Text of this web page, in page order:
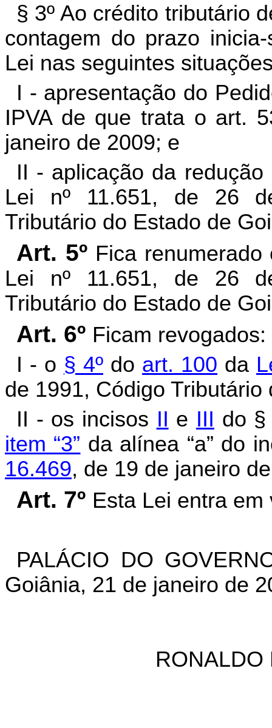
§ 3º Ao crédito tributário
contagem do prazo
Lei nas seguintes
I - apresentação do
IPVA de que trata o art.
janeiro de 2009; e
II - aplicação da
Lei nº 11.651, de 26
Tributário do Estado de
Art. 5º Fica
Lei nº 11.651, de 26
Tributário do Estado de
Art. 6º Ficam revogados:
I - o § 4ºdo art. 100 da
de 1991, Código
II - os incisos II e III do
item “3” da alínea “a” do
16.469, de 19 de janeiro
Art. 7º Esta Lei entra
PALÁCIO DO
Goiânia, 21 de janeiro de
RONALDO